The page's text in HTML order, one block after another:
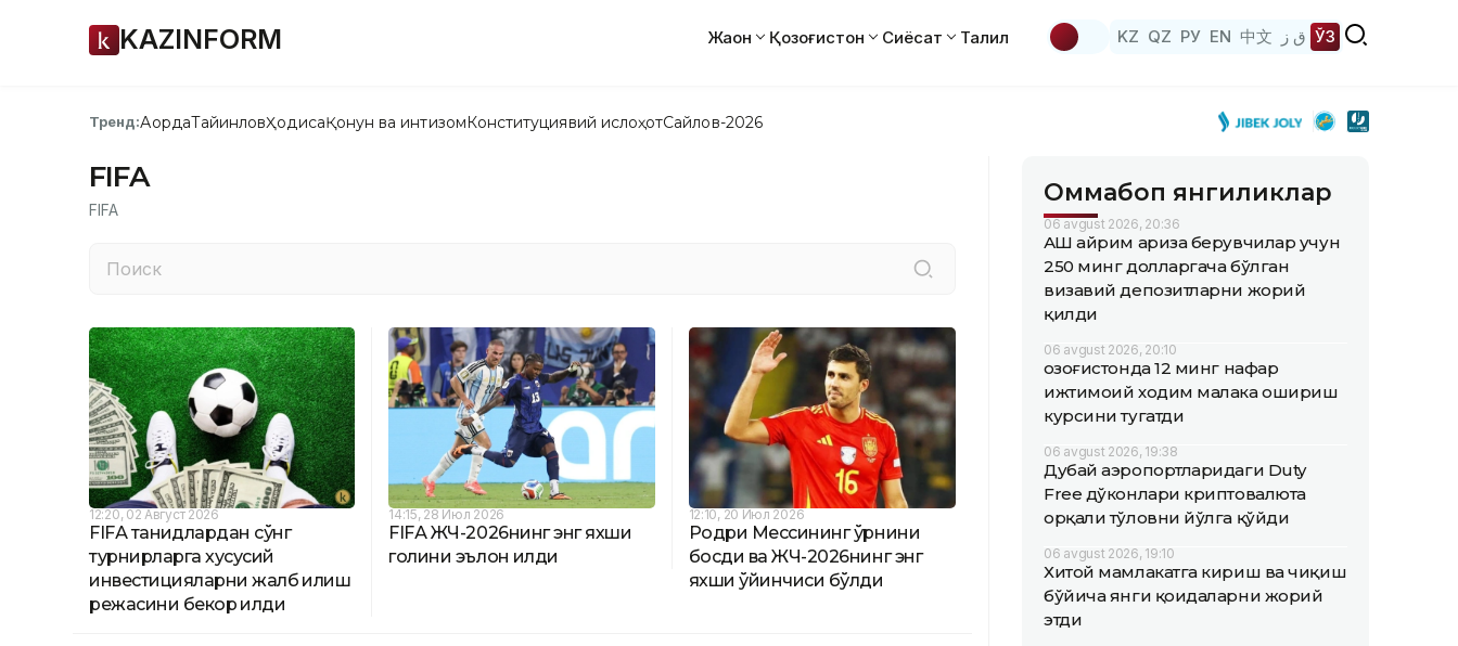
KAZINFORM Жаҳон Қозоғистон Сиёсат Таҳлил KZ QZ РУ EN 中文 ق ز ЎЗ
Тренд:АқордаТайинловҲодисаҚонун ва интизомКонституциявий ислоҳотСайлов-2026
FIFA
FIFA
12:20, 02 Август 2026
FIFА танқидлардан сўнг
турнирларга хусусий
инвестицияларни жалб қилиш
режасини бекор қилди
14:15, 28 Июл 2026
FIFА ЖЧ-2026нинг энг яхши
голини эълон қилди
12:10, 20 Июл 2026
Родри Мессининг ўрнини
босди ва ЖЧ-2026нинг энг
яхши ўйинчиси бўлди
Оммабоп янгиликлар
06 avgust 2026, 20:36
АҚШ айрим ариза берувчилар учун
250 минг долларгача бўлган
визавий депозитларни жорий
қилди
06 avgust 2026, 20:10
Қозоғистонда 12 минг нафар
ижтимоий ходим малака ошириш
курсини тугатди
06 avgust 2026, 19:38
Дубай аэропортларидаги Duty
Free дўконлари криптовалюта
орқали тўловни йўлга қўйди
06 avgust 2026, 19:10
Хитой мамлакатга кириш ва чиқиш
бўйича янги қоидаларни жорий
этди